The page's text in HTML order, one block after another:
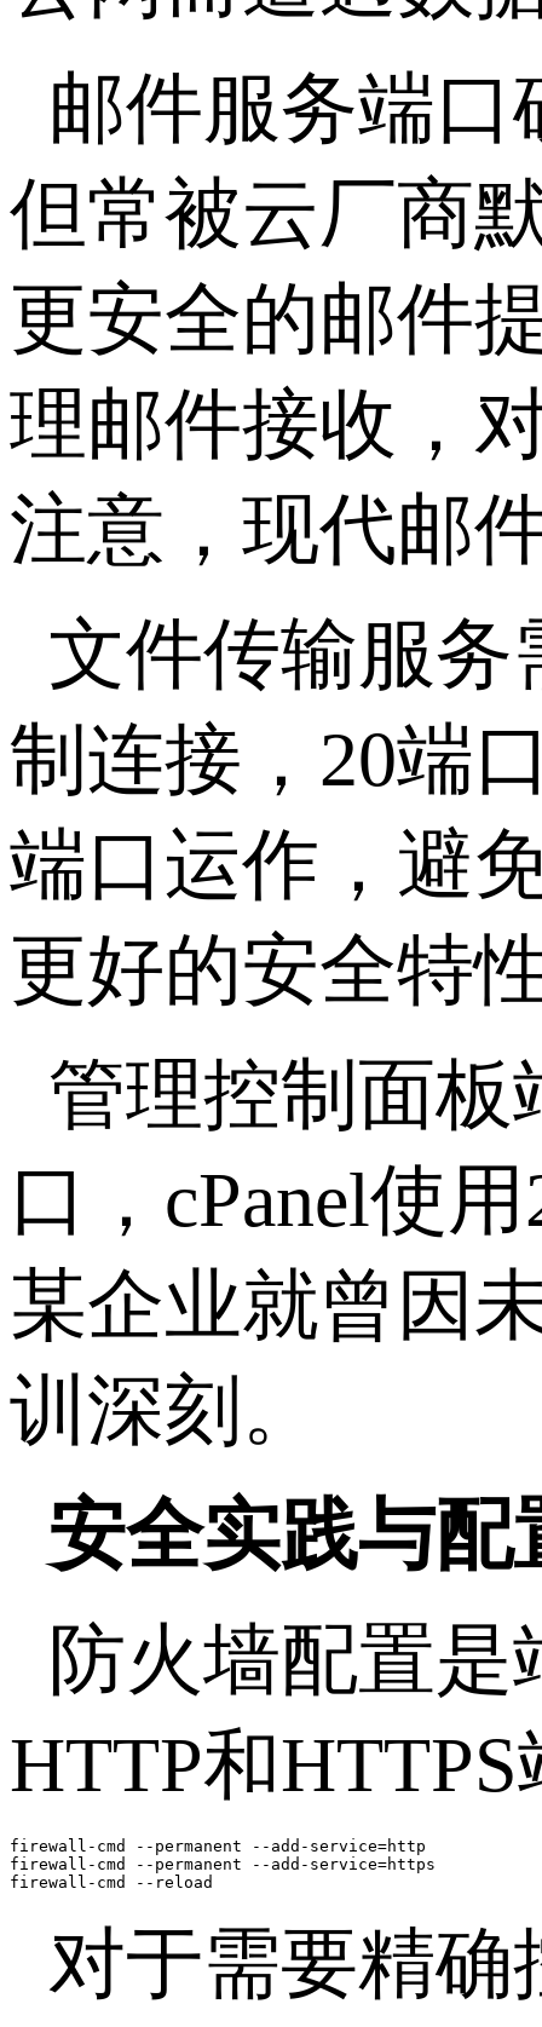
邮件服务端
但常被云厂商
更安全的邮件
理邮件接收，
注意，现代邮
文件传输服务
制连接， 20端
端口运作，避
更好的安全特
管理控制面板
口， cPanel使用
某企业就曾因
训深刻。
安全实践与配
防火墙配置
HTTP和HTTPS
firewall-cmd --permanent --add-service=http
firewall-cmd --permanent --add-service=https
firewall-cmd --reload
对于需要精